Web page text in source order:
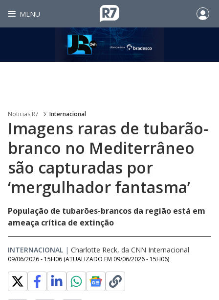
MENU
Noticias R7 Internacional
Imagens raras de tubarão-
branco no Mediterrâneo
são capturadas por
‘mergulhador fantasma’
População de tubarões-brancos da região está em
ameaça crítica de extinção
INTERNACIONAL | Charlotte Reck, da CNN Internacional
09/06/2026 - 15H06 (ATUALIZADO EM 09/06/2026 - 15H06)